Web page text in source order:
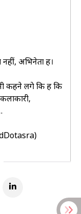
अभिनेता हैं।
कहने लगे कि हैं कि